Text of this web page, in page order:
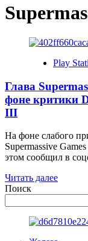
Play
Глава
фоне критики
III
На фоне слабого
Supermassive
этом сообщил в
Читать далее
Глава
Поиск